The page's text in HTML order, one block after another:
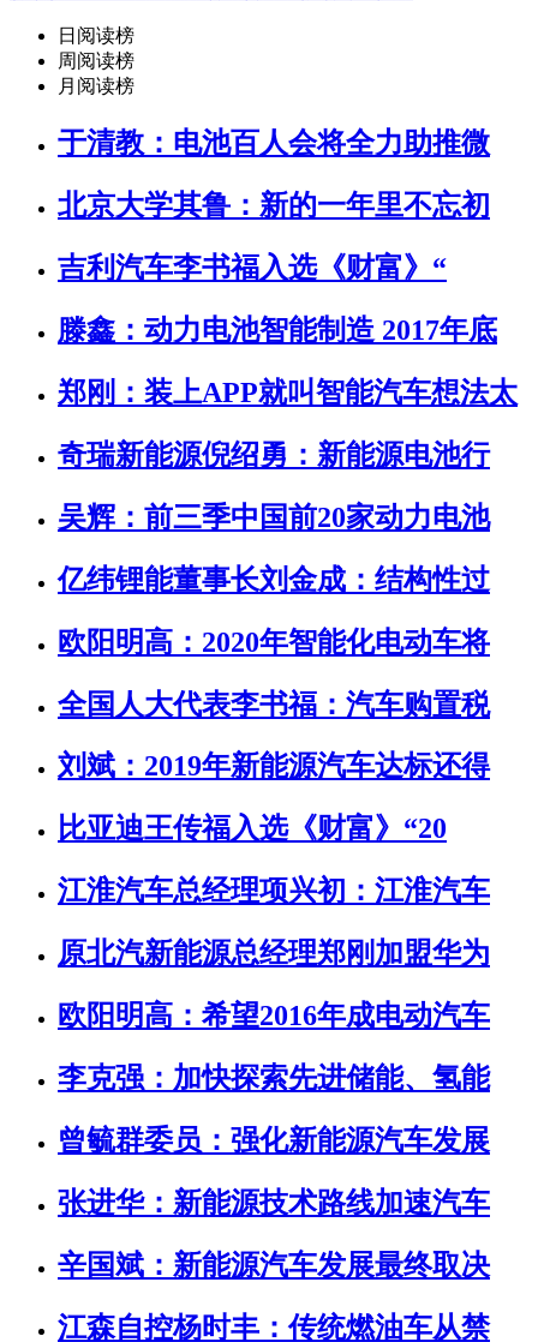
日阅读榜
周阅读榜
月阅读榜
于清教：电池百人会将全力助推微
北京大学其鲁：新的一年里不忘初
吉利汽车李书福入选《财富》“
滕鑫：动力电池智能制造 2017年底
郑刚：装上APP就叫智能汽车想法太
奇瑞新能源倪绍勇：新能源电池行
吴辉：前三季中国前20家动力电池
亿纬锂能董事长刘金成：结构性过
欧阳明高：2020年智能化电动车将
全国人大代表李书福：汽车购置税
刘斌：2019年新能源汽车达标还得
比亚迪王传福入选《财富》“20
江淮汽车总经理项兴初：江淮汽车
原北汽新能源总经理郑刚加盟华为
欧阳明高：希望2016年成电动汽车
李克强：加快探索先进储能、氢能
曾毓群委员：强化新能源汽车发展
张进华：新能源技术路线加速汽车
辛国斌：新能源汽车发展最终取决
江森自控杨时丰：传统燃油车从禁